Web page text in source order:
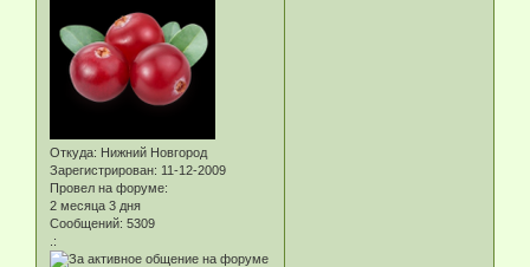
Откуда: Нижний Новгород
Зарегистрирован: 11-12-2009
Провел на форуме:
2 месяца 3 дня
Сообщений: 5309
.: